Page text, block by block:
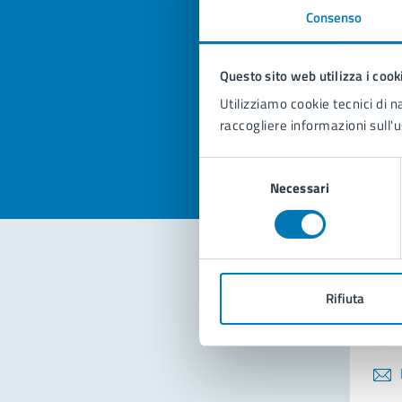
Consenso
Questo sito web utilizza i
Utilizziamo cookie tecnici di
raccogliere informazioni
Necessari
Rifiuta
Valuta